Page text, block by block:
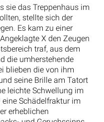
sie das Treppenhaus im
stellte sich der
Es kam zu einer
X den Zeugen
traf, aus dem
die umherstehende
blieben die von ihm
seine Brille am Tatort
leichte Schwellung im
Schädelfraktur im
erheblichen